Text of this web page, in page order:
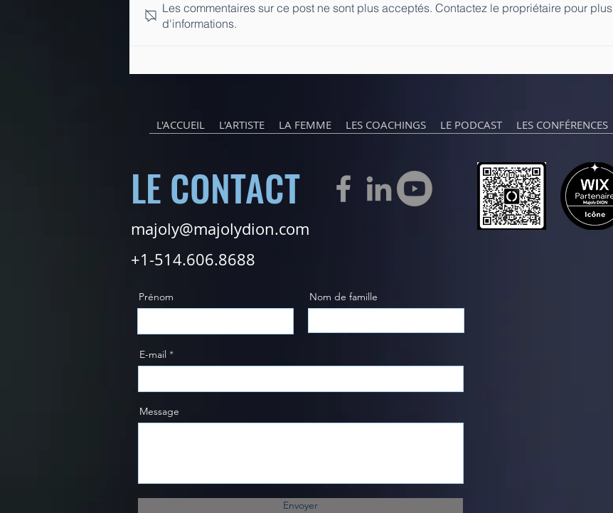
Les commentaires sur ce post ne sont plus acceptés. Contactez le propriétaire pour plus
d'informations.
L'ACCUEIL L'ARTISTE LA FEMME LES COACHINGS LE PODCAST LES CONFÉRENCES
LE CONTACT
majoly@majolydion.com
+1-514.606.8688
Prénom Nom de famille
E-mail
Message
Envoyer